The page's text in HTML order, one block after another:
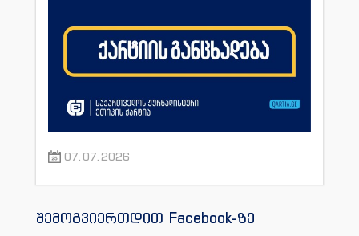
07.07.2026
შემოგვიერთდით Facebook-ზე